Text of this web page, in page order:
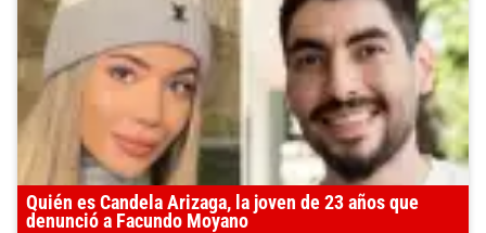
Quién es Candela Arizaga, la joven de 23 años que
denunció a Facundo Moyano